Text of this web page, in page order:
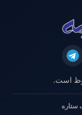
است.
ستاره